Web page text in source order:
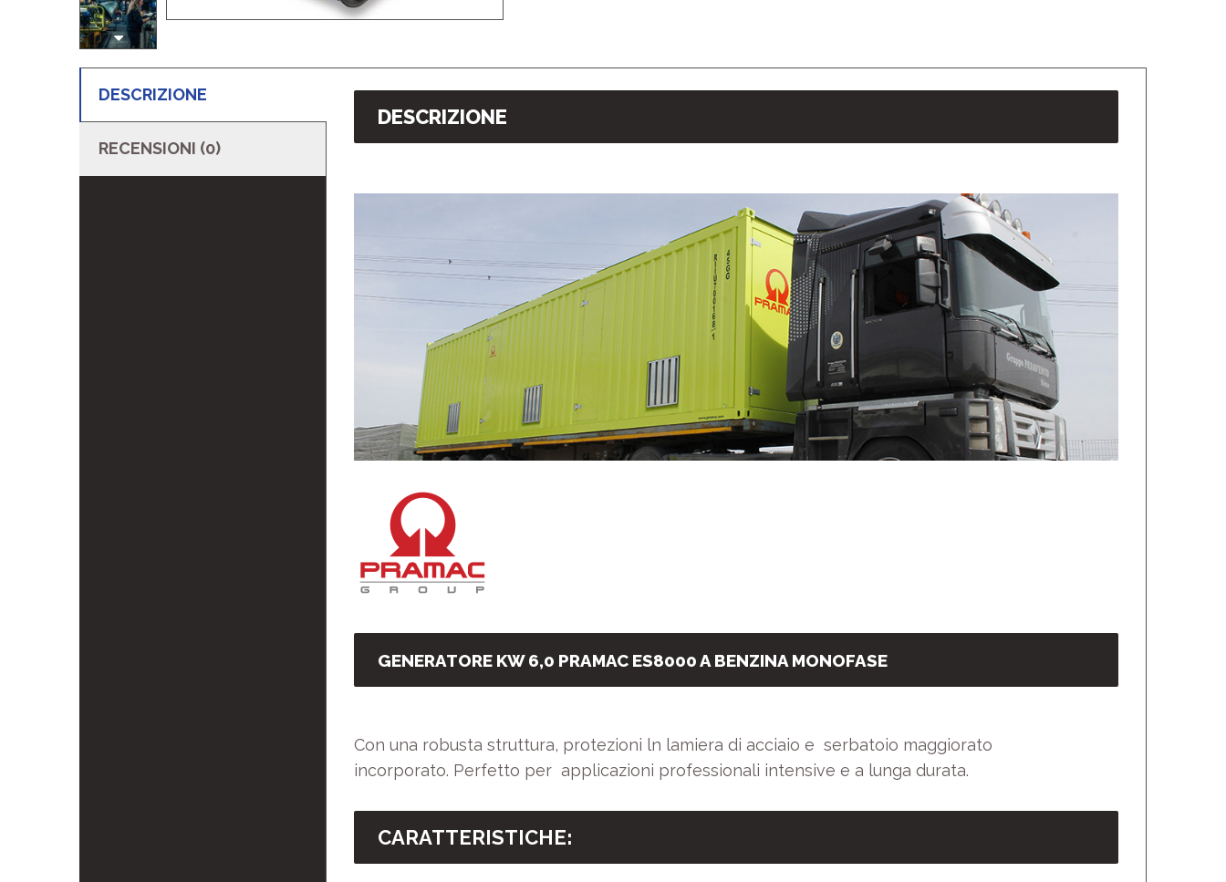
DESCRIZIONE
RECENSIONI (0)
DESCRIZIONE
GENERATORE KW 6,0 PRAMAC ES8000 A BENZINA MONOFASE
Con una robusta struttura, protezioni ln lamiera di acciaio e serbatoio maggiorato
incorporato. Perfetto per applicazioni professionali intensive e a lunga durata.
CARATTERISTICHE: